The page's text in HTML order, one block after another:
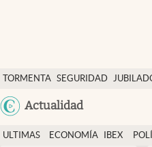
TORMENTA SEGURIDAD
Actualidad
Economía y finanzas
Política
Actualidad
ULTIMAS
ECONOMÍA
IBEX